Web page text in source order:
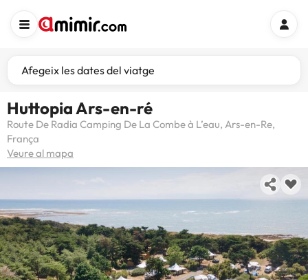
Afegeix les dates del viatge
Huttopia Ars-en-ré
Route De Radia Camping De La Combe à L’eau, Ars-en-Re,
França
Veure al mapa